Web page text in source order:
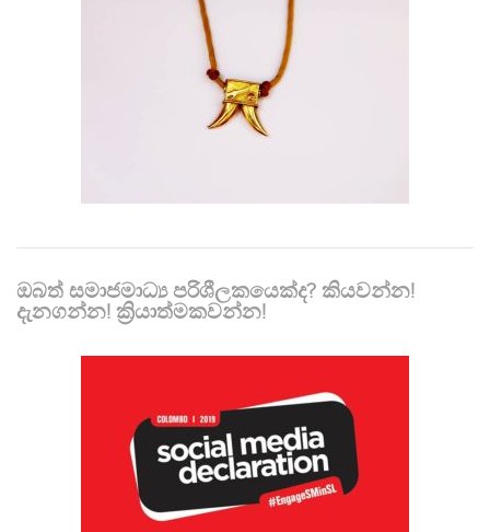
ඔබත් සමාජමාධ්‍ය පරිශීලකයෙක්ද? කියවන්න!
දැනගන්න! ක්‍රියාත්මකවන්න!